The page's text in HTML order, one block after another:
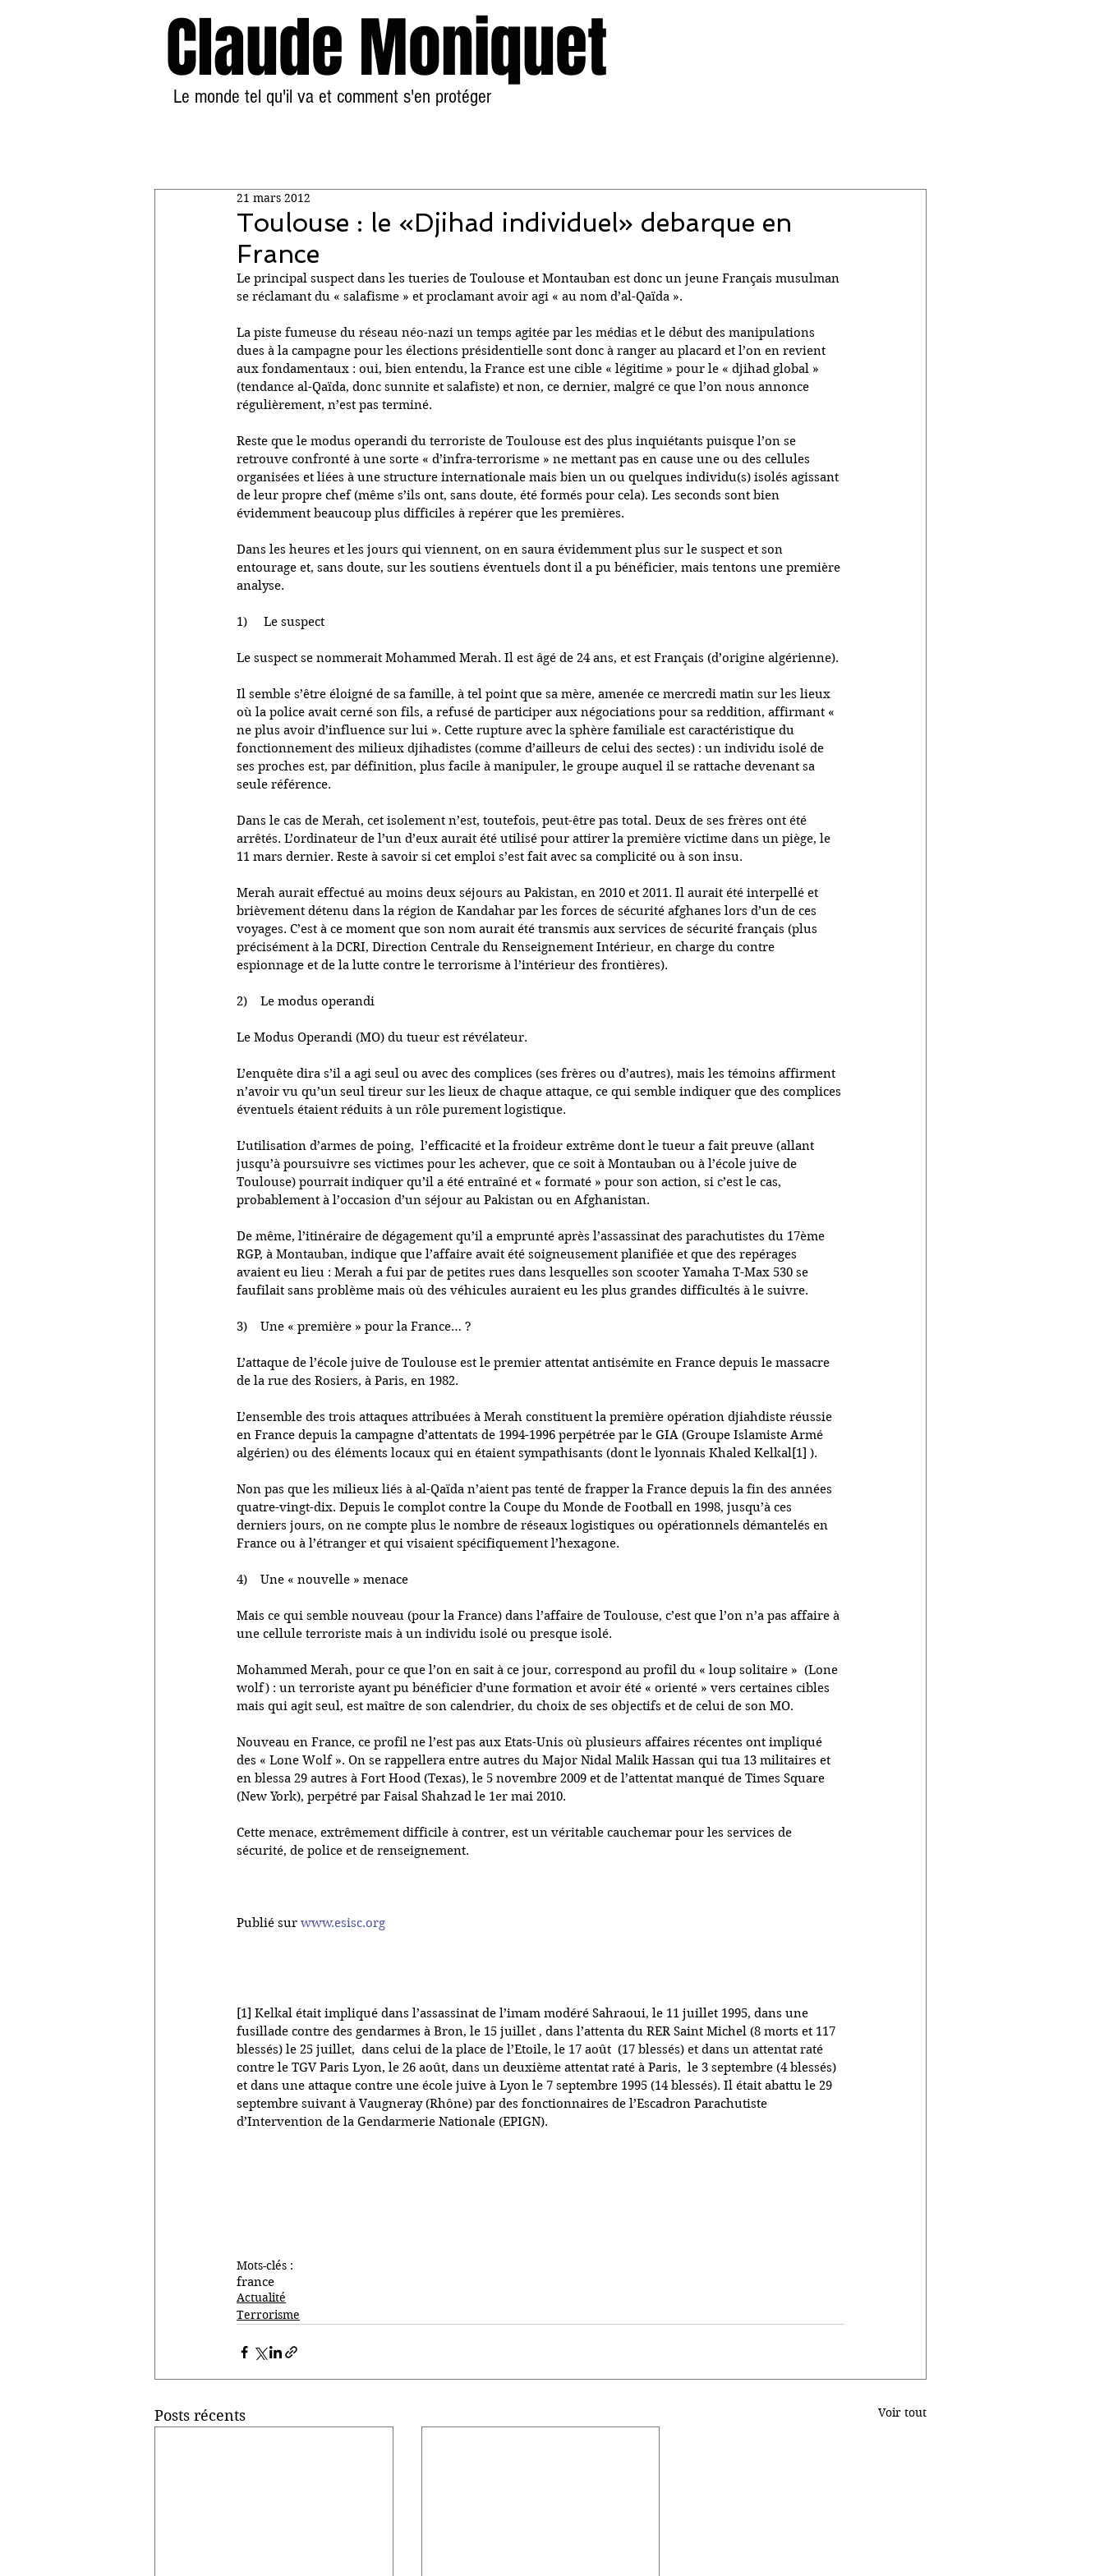
Claude Moniquet
Le monde tel qu'il va et comment s'en protéger
Toulouse : le «Djihad individuel» debarque en
France
21 mars 2012
Le principal suspect dans les tueries de Toulouse et Montauban est donc un jeune Français musulman
se réclamant du « salafisme » et proclamant avoir agi « au nom d’al-Qaïda ».
La piste fumeuse du réseau néo-nazi un temps agitée par les médias et le début des manipulations
dues à la campagne pour les élections présidentielle sont donc à ranger au placard et l’on en revient
aux fondamentaux : oui, bien entendu, la France est une cible « légitime » pour le « djihad global »
(tendance al-Qaïda, donc sunnite et salafiste) et non, ce dernier, malgré ce que l’on nous annonce
régulièrement, n’est pas terminé.
Reste que le modus operandi du terroriste de Toulouse est des plus inquiétants puisque l’on se
retrouve confronté à une sorte « d’infra-terrorisme » ne mettant pas en cause une ou des cellules
organisées et liées à une structure internationale mais bien un ou quelques individu(s) isolés agissant
de leur propre chef (même s’ils ont, sans doute, été formés pour cela). Les seconds sont bien
évidemment beaucoup plus difficiles à repérer que les premières.
Dans les heures et les jours qui viennent, on en saura évidemment plus sur le suspect et son
entourage et, sans doute, sur les soutiens éventuels dont il a pu bénéficier, mais tentons une première
analyse.
1)     Le suspect
Le suspect se nommerait Mohammed Merah. Il est âgé de 24 ans, et est Français (d’origine algérienne).
Il semble s’être éloigné de sa famille, à tel point que sa mère, amenée ce mercredi matin sur les lieux
où la police avait cerné son fils, a refusé de participer aux négociations pour sa reddition, affirmant «
ne plus avoir d’influence sur lui ». Cette rupture avec la sphère familiale est caractéristique du
fonctionnement des milieux djihadistes (comme d’ailleurs de celui des sectes) : un individu isolé de
ses proches est, par définition, plus facile à manipuler, le groupe auquel il se rattache devenant sa
seule référence.
Dans le cas de Merah, cet isolement n’est, toutefois, peut-être pas total. Deux de ses frères ont été
arrêtés. L’ordinateur de l’un d’eux aurait été utilisé pour attirer la première victime dans un piège, le
11 mars dernier. Reste à savoir si cet emploi s’est fait avec sa complicité ou à son insu.
Merah aurait effectué au moins deux séjours au Pakistan, en 2010 et 2011. Il aurait été interpellé et
brièvement détenu dans la région de Kandahar par les forces de sécurité afghanes lors d’un de ces
voyages. C’est à ce moment que son nom aurait été transmis aux services de sécurité français (plus
précisément à la DCRI, Direction Centrale du Renseignement Intérieur, en charge du contre
espionnage et de la lutte contre le terrorisme à l’intérieur des frontières).
2)    Le modus operandi
Le Modus Operandi (MO) du tueur est révélateur.
L’enquête dira s’il a agi seul ou avec des complices (ses frères ou d’autres), mais les témoins affirment
n’avoir vu qu’un seul tireur sur les lieux de chaque attaque, ce qui semble indiquer que des complices
éventuels étaient réduits à un rôle purement logistique.
L’utilisation d’armes de poing,  l’efficacité et la froideur extrême dont le tueur a fait preuve (allant
jusqu’à poursuivre ses victimes pour les achever, que ce soit à Montauban ou à l’école juive de
Toulouse) pourrait indiquer qu’il a été entraîné et « formaté » pour son action, si c’est le cas,
probablement à l’occasion d’un séjour au Pakistan ou en Afghanistan.
De même, l’itinéraire de dégagement qu’il a emprunté après l’assassinat des parachutistes du 17ème
RGP, à Montauban, indique que l’affaire avait été soigneusement planifiée et que des repérages
avaient eu lieu : Merah a fui par de petites rues dans lesquelles son scooter Yamaha T-Max 530 se
faufilait sans problème mais où des véhicules auraient eu les plus grandes difficultés à le suivre.
3)    Une « première » pour la France… ?
L’attaque de l’école juive de Toulouse est le premier attentat antisémite en France depuis le massacre
de la rue des Rosiers, à Paris, en 1982.
L’ensemble des trois attaques attribuées à Merah constituent la première opération djiahdiste réussie
en France depuis la campagne d’attentats de 1994-1996 perpétrée par le GIA (Groupe Islamiste Armé
algérien) ou des éléments locaux qui en étaient sympathisants (dont le lyonnais Khaled Kelkal[1] ).
Non pas que les milieux liés à al-Qaïda n’aient pas tenté de frapper la France depuis la fin des années
quatre-vingt-dix. Depuis le complot contre la Coupe du Monde de Football en 1998, jusqu’à ces
derniers jours, on ne compte plus le nombre de réseaux logistiques ou opérationnels démantelés en
France ou à l’étranger et qui visaient spécifiquement l’hexagone.
4)    Une « nouvelle » menace
Mais ce qui semble nouveau (pour la France) dans l’affaire de Toulouse, c’est que l’on n’a pas affaire à
une cellule terroriste mais à un individu isolé ou presque isolé.
Mohammed Merah, pour ce que l’on en sait à ce jour, correspond au profil du « loup solitaire »  (Lone
wolf) : un terroriste ayant pu bénéficier d’une formation et avoir été « orienté » vers certaines cibles
mais qui agit seul, est maître de son calendrier, du choix de ses objectifs et de celui de son MO.
Nouveau en France, ce profil ne l’est pas aux Etats-Unis où plusieurs affaires récentes ont impliqué
des « Lone Wolf ». On se rappellera entre autres du Major Nidal Malik Hassan qui tua 13 militaires et
en blessa 29 autres à Fort Hood (Texas), le 5 novembre 2009 et de l’attentat manqué de Times Square
(New York), perpétré par Faisal Shahzad le 1er mai 2010.
Cette menace, extrêmement difficile à contrer, est un véritable cauchemar pour les services de
sécurité, de police et de renseignement.
Publié sur www.esisc.org
[1] Kelkal était impliqué dans l’assassinat de l’imam modéré Sahraoui, le 11 juillet 1995, dans une
fusillade contre des gendarmes à Bron, le 15 juillet , dans l’attenta du RER Saint Michel (8 morts et 117
blessés) le 25 juillet,  dans celui de la place de l’Etoile, le 17 août  (17 blessés) et dans un attentat raté
contre le TGV Paris Lyon, le 26 août, dans un deuxième attentat raté à Paris,  le 3 septembre (4 blessés)
et dans une attaque contre une école juive à Lyon le 7 septembre 1995 (14 blessés). Il était abattu le 29
septembre suivant à Vaugneray (Rhône) par des fonctionnaires de l’Escadron Parachutiste
d’Intervention de la Gendarmerie Nationale (EPIGN).
Mots-clés :
france
Actualité
Terrorisme
Posts récents Voir tout